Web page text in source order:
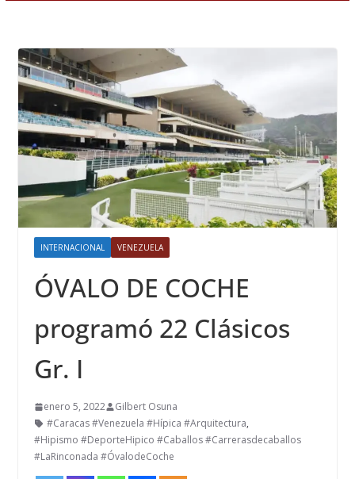
INTERNACIONAL VENEZUELA
ÓVALO DE COCHE
programó 22 Clásicos
Gr. I
enero 5, 2022
Gilbert Osuna
#Caracas #Venezuela #Hípica #Arquitectura,
#Hipismo #DeporteHipico #Caballos #Carrerasdecaballos
#LaRinconada #ÓvalodeCoche